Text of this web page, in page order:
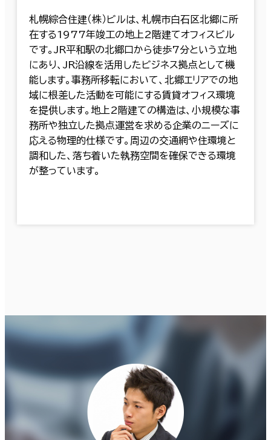
札幌綜合住建（株）ビルは、札幌市白石区北郷に所
在する1977年竣工の地上2階建てオフィスビル
です。JR平和駅の北郷口から徒歩7分という立地
にあり、JR沿線を活用したビジネス拠点として機
能します。事務所移転において、北郷エリアでの地
域に根差した活動を可能にする賃貸オフィス環境
を提供します。地上2階建ての構造は、小規模な事
務所や独立した拠点運営を求める企業のニーズに
応える物理的仕様です。周辺の交通網や住環境と
調和した、落ち着いた執務空間を確保できる環境
が整っています。